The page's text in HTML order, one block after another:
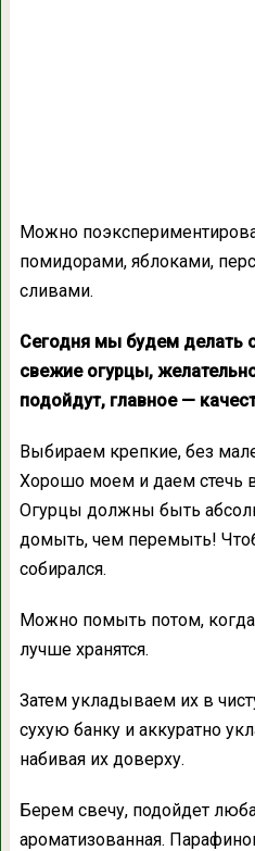
Можно
помидорами, яблоками,
сливами.
Сегодня мы будем делать
свежие огурцы,
подойдут, главное —
Выбираем крепкие, без
Хорошо моем и даем стечь
Огурцы должны быть
домыть, чем перемыть!
собирался.
Можно помыть потом, когда
лучше хранятся.
Затем укладываем их в
сухую банку и аккуратно
набивая их доверху.
Берем свечу, подойдет
ароматизованная.